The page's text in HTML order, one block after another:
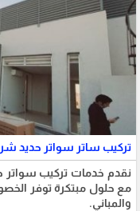
تركيب ساتر سواتر حديد
نقدم خدمات تركيب سواتر
مع حلول مبتكرة توفر
والمباني.